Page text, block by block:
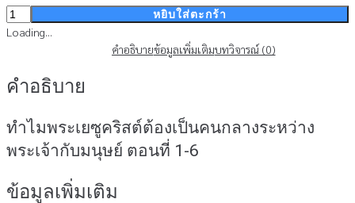
จำนวน
DVD-
มั่ว
กับ
อาจารย์
นิกร
หยิบใส่ตะกร้า
Loading...
คำอธิบายข้อมูลเพิ่มเติมบทวิจารณ์ (0)
คำอธิบาย
ทำไมพระเยซูคริสต์ต้องเป็นคนกลางระหว่าง
พระเจ้ากับมนุษย์ ตอนที่ 1-6
ข้อมูลเพิ่มเติม